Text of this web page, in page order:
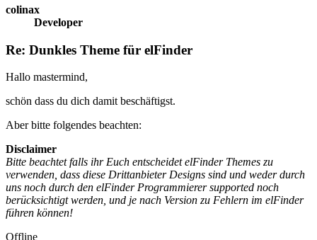
colinax
Developer
Re: Dunkles Theme für elFinder
Hallo mastermind,
schön dass du dich damit beschäftigst.
Aber bitte folgendes beachten:
Disclaimer
Bitte beachtet falls ihr Euch entscheidet elFinder Themes zu
verwenden, dass diese Drittanbieter Designs sind und weder durch
uns noch durch den elFinder Programmierer supported noch
berücksichtigt werden, und je nach Version zu Fehlern im elFinder
führen können!
Offline